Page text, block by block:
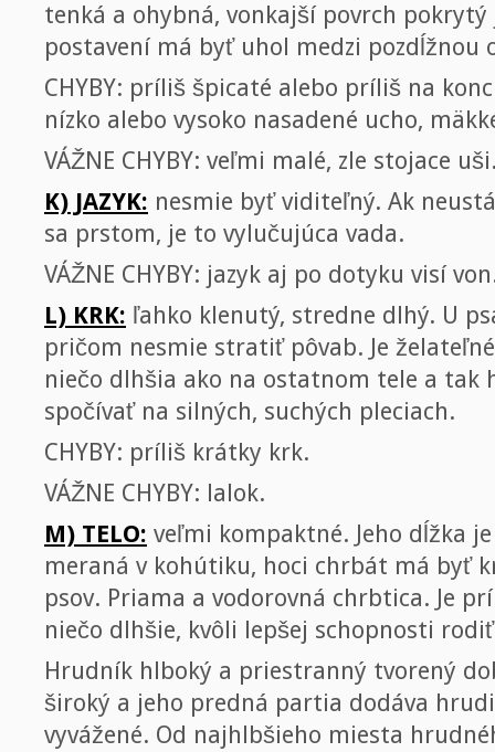
tenká a ohybná, vonkajší povrch
postavení má byť uhol medzi pozdĺžnou
CHYBY: príliš špicaté alebo príliš na
nízko alebo vysoko nasadené ucho,
VÁŽNE CHYBY: veľmi malé, zle stojace
K) JAZYK: nesmie byť viditeľný. Ak
sa prstom, je to vylučujúca vada.
VÁŽNE CHYBY: jazyk aj po dotyku visí
L) KRK: ľahko klenutý, stredne dlhý. U
pričom nesmie stratiť pôvab. Je
niečo dlhšia ako na ostatnom tele a tak
spočívať na silných, suchých pleciach.
CHYBY: príliš krátky krk.
VÁŽNE CHYBY: lalok.
M) TELO: veľmi kompaktné. Jeho dĺžka
meraná v kohútiku, hoci chrbát má byť
psov. Priama a vodorovná chrbtica. Je
niečo dlhšie, kvôli lepšej schopnosti
Hrudník hlboký a priestranný tvorený
široký a jeho predná partia dodáva
vyvážené. Od najhlbšieho miesta